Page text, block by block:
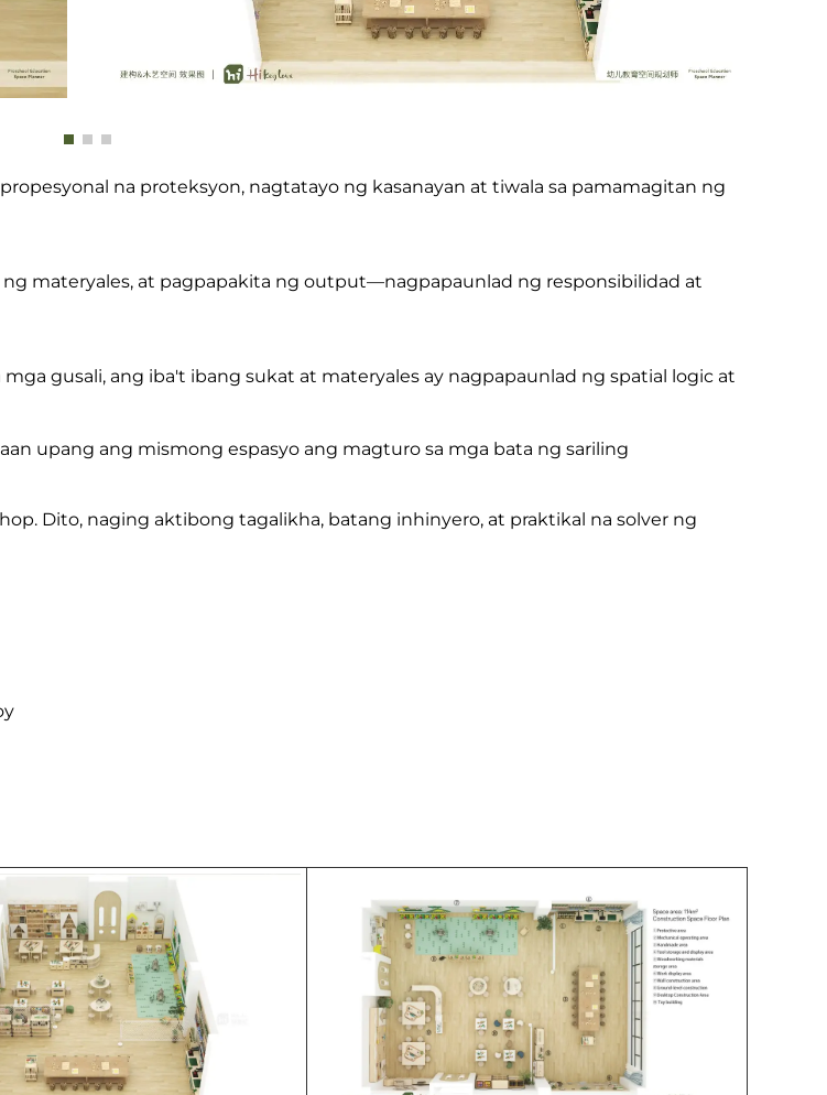
na proteksyon, nagtatayo ng kasanayan at tiwala sa pamamagitan ng
materyales, at pagpapakita ng output—nagpapaunlad ng responsibilidad at
gusali, ang iba't ibang sukat at materyales ay nagpapaunlad ng spatial logic at
upang ang mismong espasyo ang magturo sa mga bata ng sariling
Dito, naging aktibong tagalikha, batang inhinyero, at praktikal na solver ng